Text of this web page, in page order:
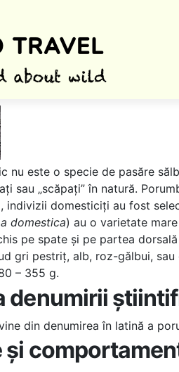
nu este o specie de pasăre
sau „scăpați” în natură.
indivizii domesticiți au fost
domestica) au o varietate
pe spate și pe partea
gri pestriț, alb, roz-gălbui,
– 355 g.
denumirii
din denumirea în latină a
și